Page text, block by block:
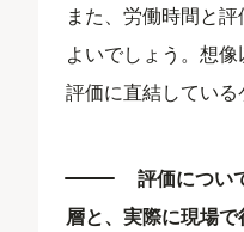
また、労働時間と
よいでしょう。想
評価に直結している
評価につい
層と、実際に現場